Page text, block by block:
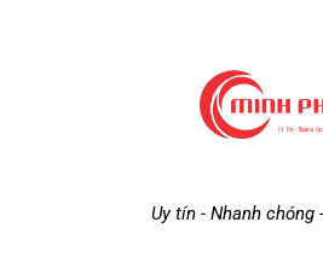
Uy tín - Nhanh chóng